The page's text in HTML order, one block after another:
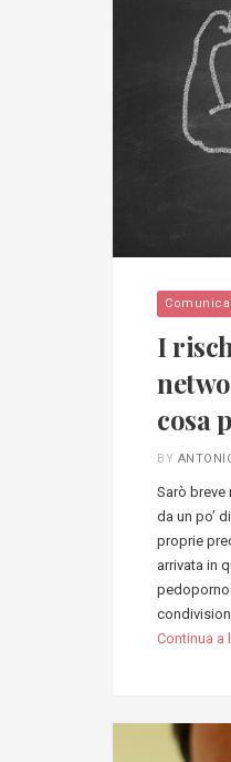
I
cosa
BY
Sarò breve
da un po’
proprie
arrivata in
Continua a